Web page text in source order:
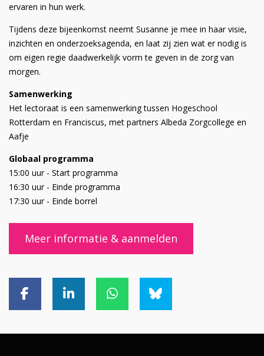
ervaren in hun werk.
Tijdens deze bijeenkomst neemt Susanne je mee in haar visie,
inzichten en onderzoeksagenda, en laat zij zien wat er nodig is
om eigen regie daadwerkelijk vorm te geven in de zorg van
morgen.
Samenwerking
Het lectoraat is een samenwerking tussen Hogeschool
Rotterdam en Franciscus, met partners Albeda Zorgcollege en
Aafje
Globaal programma
15:00 uur - Start programma
16:30 uur - Einde programma
17:30 uur - Einde borrel
Meer informatie & aanmelden